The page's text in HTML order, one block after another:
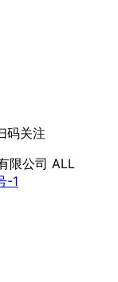
码关注
限公司 ALL
-1